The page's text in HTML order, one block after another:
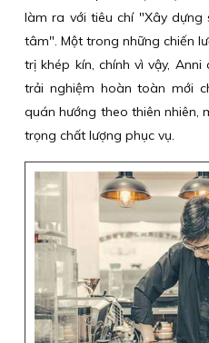
làm ra với tiêu chí "Xây
tâm". Một trong những chiến
trị khép kín, chính vì vậy,
trải nghiệm hoàn toàn mới
quán hướng theo thiên nhiên,
trọng chất lượng phục vụ.